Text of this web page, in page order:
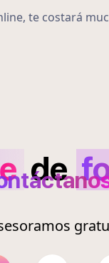
te costará
de